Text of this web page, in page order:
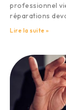
professionnel
réparations
Lire la suite »